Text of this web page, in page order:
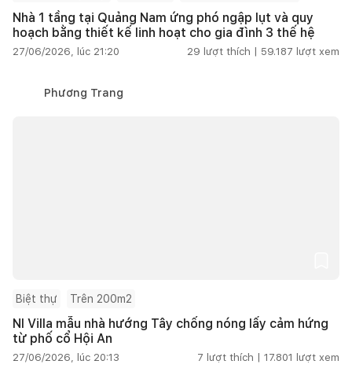
Nhà 1 tầng tại Quảng Nam ứng phó ngập lụt và quy
hoạch bằng thiết kế linh hoạt cho gia đình 3 thế hệ
27/06/2026, lúc 21:20 29 lượt thích | 59.187 lượt xem
Phương Trang
Biệt thự Trên 200m2
NI Villa mẫu nhà hướng Tây chống nóng lấy cảm hứng
từ phố cổ Hội An
27/06/2026, lúc 20:13 7 lượt thích | 17.801 lượt xem